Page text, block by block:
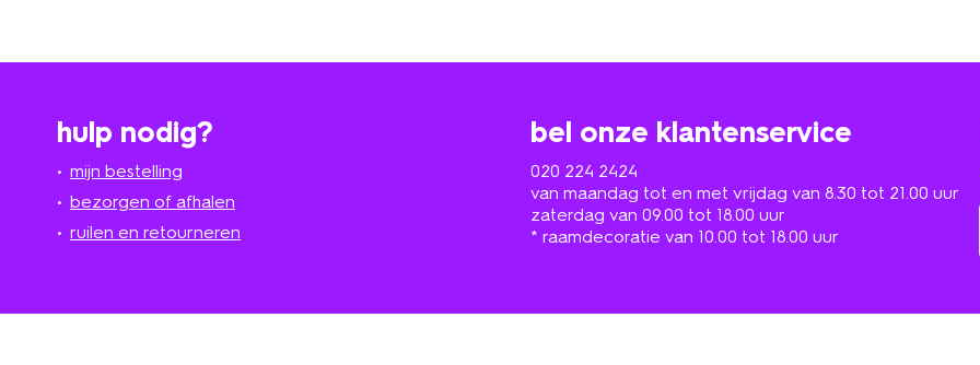
hulp nodig?
mijn bestelling
bezorgen of afhalen
ruilen en retourneren
bel onze klantenservice
020 224 2424
van maandag tot en met vrijdag van 8.30 tot 21.00 uur
zaterdag van 09.00 tot 18.00 uur
* raamdecoratie van 10.00 tot 18.00 uur